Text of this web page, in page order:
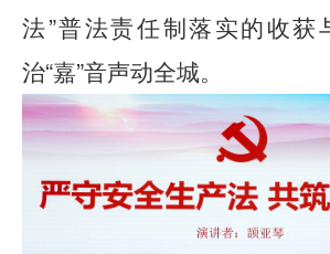
法”普法责任制落实的收获
治“嘉”音声动全城。